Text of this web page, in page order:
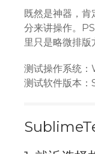
既然是神器，肯
分来讲操作。
里只是略微排版
测试操作系统：
测试软件版本